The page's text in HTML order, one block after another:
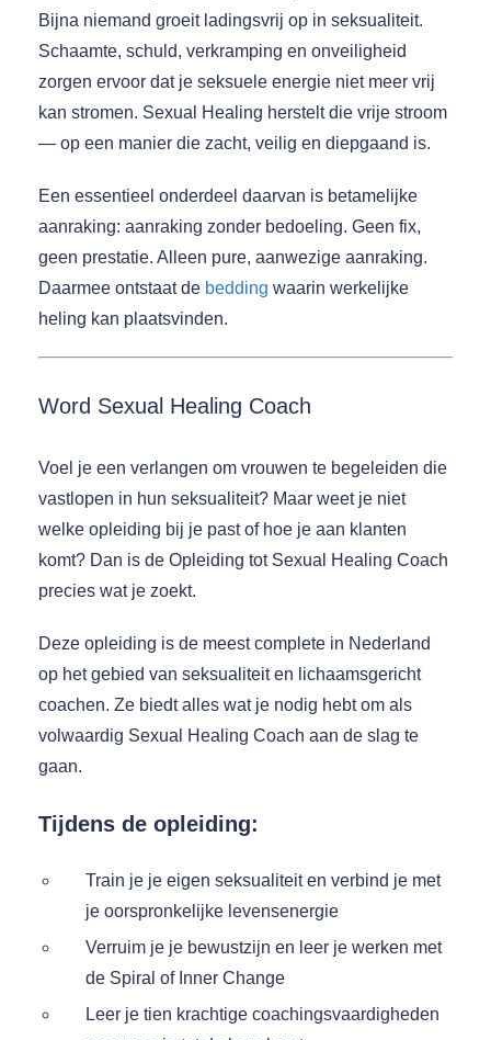
Bijna niemand groeit ladingsvrij op in seksualiteit.
Schaamte, schuld, verkramping en onveiligheid
zorgen ervoor dat je seksuele energie niet meer vrij
kan stromen. Sexual Healing herstelt die vrije stroom
— op een manier die zacht, veilig en diepgaand is.
Een essentieel onderdeel daarvan is betamelijke
aanraking: aanraking zonder bedoeling. Geen fix,
geen prestatie. Alleen pure, aanwezige aanraking.
Daarmee ontstaat de bedding waarin werkelijke
heling kan plaatsvinden.
Word Sexual Healing Coach
Voel je een verlangen om vrouwen te begeleiden die
vastlopen in hun seksualiteit? Maar weet je niet
welke opleiding bij je past of hoe je aan klanten
komt? Dan is de Opleiding tot Sexual Healing Coach
precies wat je zoekt.
Deze opleiding is de meest complete in Nederland
op het gebied van seksualiteit en lichaamsgericht
coachen. Ze biedt alles wat je nodig hebt om als
volwaardig Sexual Healing Coach aan de slag te
gaan.
Tijdens de opleiding:
Train je je eigen seksualiteit en verbind je met
je oorspronkelijke levensenergie
Verruim je je bewustzijn en leer je werken met
de Spiral of Inner Change
Leer je tien krachtige coachingsvaardigheden